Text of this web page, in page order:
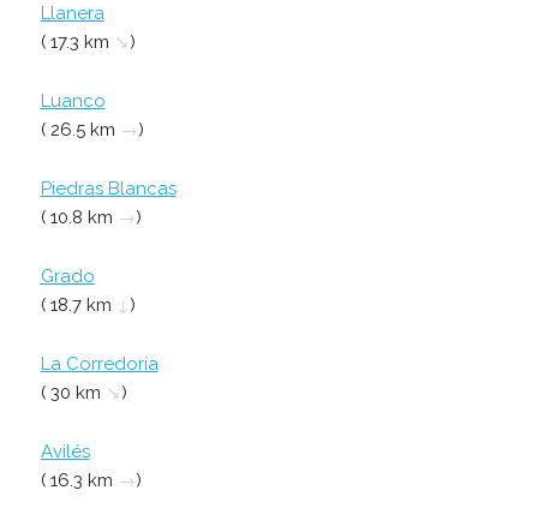
Llanera
( 17.3 km ↘)
Luanco
( 26.5 km →)
Piedras Blancas
( 10.8 km →)
Grado
( 18.7 km ↓ )
La Corredoría
( 30 km ↘)
Avilés
( 16.3 km →)